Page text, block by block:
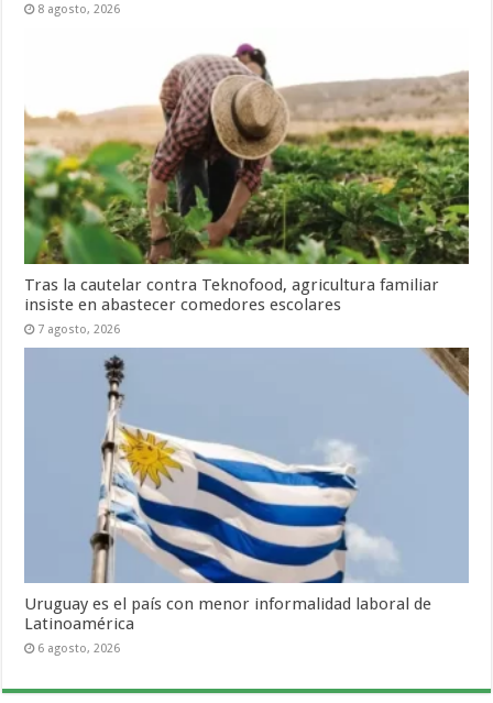
8 agosto, 2026
Tras la cautelar contra Teknofood, agricultura familiar
insiste en abastecer comedores escolares
7 agosto, 2026
Uruguay es el país con menor informalidad laboral de
Latinoamérica
6 agosto, 2026